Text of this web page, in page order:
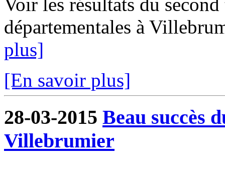
départementales à
plus]
[En savoir plus]
28-03-2015 Beau succès
Villebrumier